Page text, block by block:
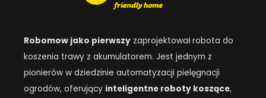
Robomow jako pierwszy zaprojektował robota do
koszenia trawy z akumulatorem. Jest jednym z
pionierów w dziedzinie automatyzacji pielęgnacji
ogrodów, oferujący inteligentne roboty koszące,